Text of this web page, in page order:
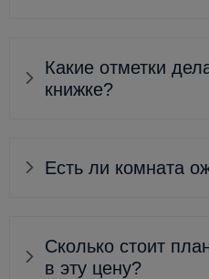
Какие отметки
книжке?
Есть ли комната
Сколько стоит
в эту цену?